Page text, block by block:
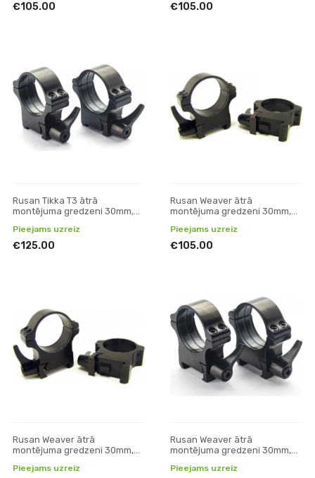
€105.00 €105.00
Rusan Tikka T3 ātrā
montējuma gredzeni 30mm,
Pieejams uzreiz
€125.00
Rusan Weaver ātrā
montējuma gredzeni 30mm,
Pieejams uzreiz
€105.00
Rusan Weaver ātrā
montējuma gredzeni 30mm,
Pieejams uzreiz
Rusan Weaver ātrā
montējuma gredzeni 30mm,
Pieejams uzreiz